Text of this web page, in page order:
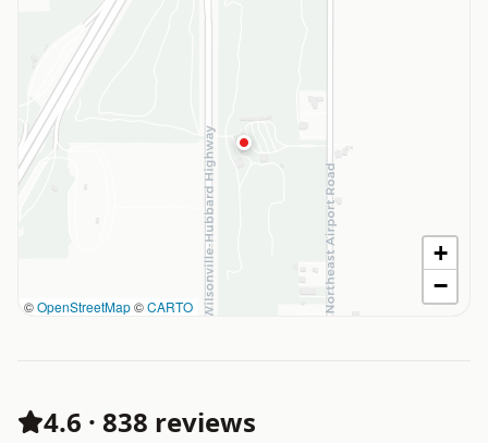
©OpenStreetMap©CARTO
+
−
4.6 · 838 reviews